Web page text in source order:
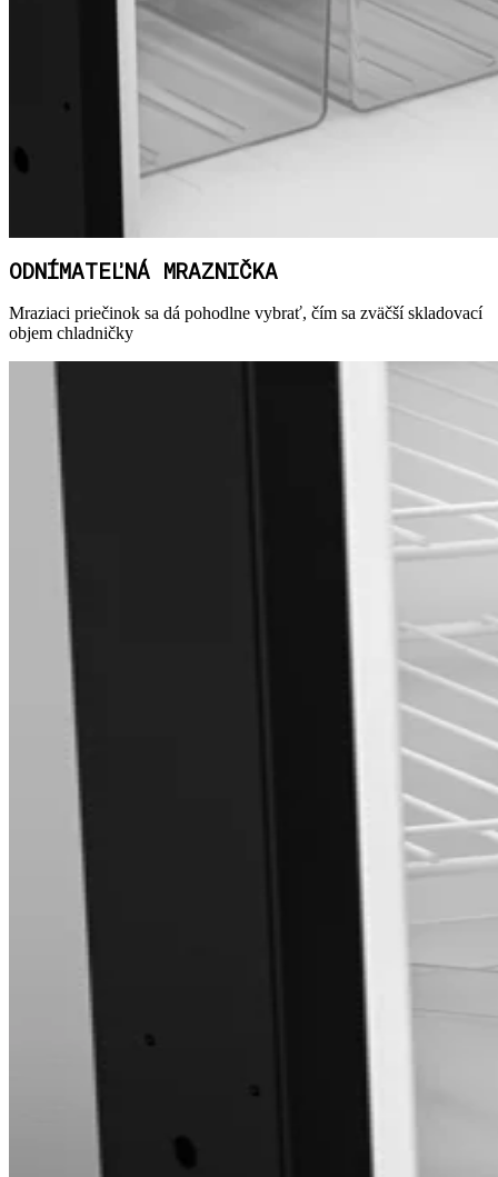
ODNÍMATEĽNÁ MRAZNIČKA
Mraziaci priečinok sa dá pohodlne vybrať, čím sa zväčší skladovací
objem chladničky